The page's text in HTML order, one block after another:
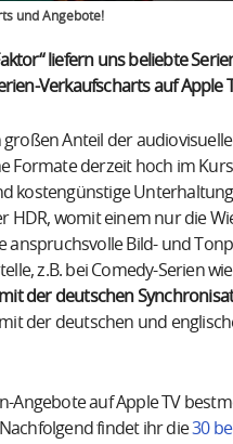
und Angebote!
liefern uns beliebte
Verkaufscharts auf Apple
Anteil der
Formate derzeit hoch im
kostengünstige
HDR, womit einem nur die
anspruchsvolle Bild- und
z.B. bei Comedy-Serien
der deutschen
der deutschen und
Angebote auf Apple TV
findet ihr die30